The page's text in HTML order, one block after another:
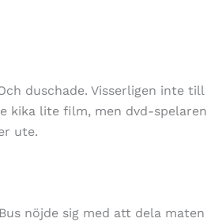
duschade. Visserligen inte
kika lite film, men dvd-
ute.
nöjde sig med att dela